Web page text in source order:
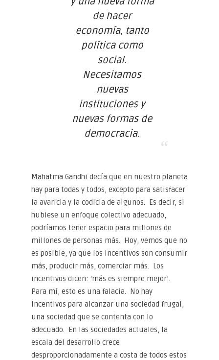
de hacer
economía, tanto
política como
social.
Necesitamos
nuevas
instituciones y
nuevas formas de
democracia.
Mahatma Gandhi decía que en nuestro planeta
hay para todas y todos, excepto para satisfacer
la avaricia y la codicia de algunos. Es decir, si
hubiese un enfoque colectivo adecuado,
podríamos tener espacio para millones de
millones de personas más. Hoy, vemos que no
es posible, ya que los incentivos son consumir
más, producir más, comerciar más. Los
incentivos dicen: ‘más es siempre mejor’.
Para mí, esto es una falacia. No hay
incentivos para alcanzar una sociedad frugal,
una sociedad que se contenta con lo
adecuado. En las sociedades actuales, la
escala del desarrollo crece
desproporcionadamente a costa de todos estos